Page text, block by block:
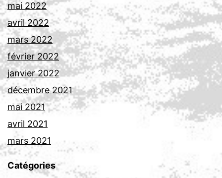
mai 2022
avril 2022
mars 2022
février 2022
janvier 2022
décembre 2021
mai 2021
avril 2021
mars 2021
Catégories